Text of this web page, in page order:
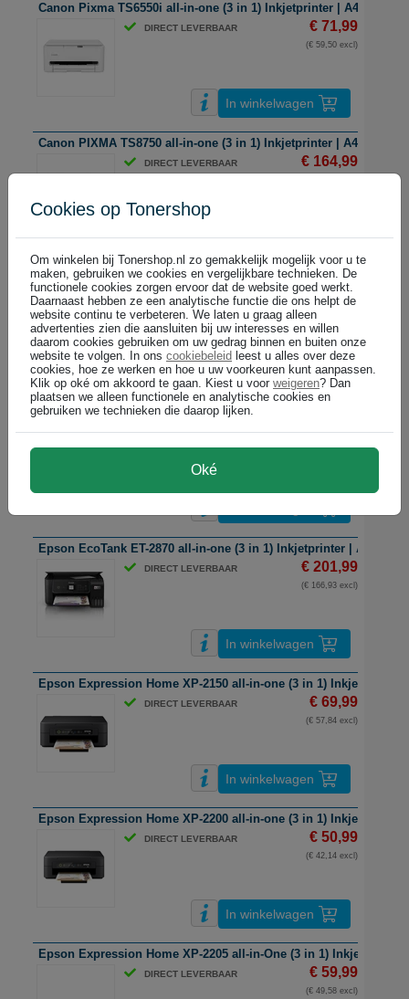
Canon Pixma TS6550i all-in-one (3 in 1) Inkjetprinter | A4 | wifi |
DIRECT LEVERBAAR € 71,99
(€ 59,50 excl)
In winkelwagen
Canon PIXMA TS8750 all-in-one (3 in 1) Inkjetprinter | A4 | kleur |
DIRECT LEVERBAAR € 164,99
In winkelwagen
Canon Pixma TS8751 all-in-one (3 in 1) Inkjetprinter | A4 | kleur |
DIRECT LEVERBAAR € 162,99
(€ 134,70 excl)
In winkelwagen
Epson EcoTank ET-2860 all-in-one (3 in 1) Inkjetprinter | A4 |
DIRECT LEVERBAAR € 181,99
(€ 150,41 excl)
Epson EcoTank ET-2870 all-in-one (3 in 1) Inkjetprinter | A4 |
DIRECT LEVERBAAR € 201,99
(€ 166,93 excl)
In winkelwagen
Epson Expression Home XP-2150 all-in-one (3 in 1) Inkjetprinter
DIRECT LEVERBAAR € 69,99
(€ 57,84 excl)
In winkelwagen
Epson Expression Home XP-2200 all-in-one (3 in 1) Inkjetprinter
DIRECT LEVERBAAR € 50,99
(€ 42,14 excl)
In winkelwagen
Epson Expression Home XP-2205 all-in-One (3 in 1) Inkjetprinter
DIRECT LEVERBAAR € 59,99
(€ 49,58 excl)
Cookies op Tonershop
Om winkelen bij Tonershop.nl zo gemakkelijk mogelijk voor u te
maken, gebruiken we cookies en vergelijkbare technieken. De
functionele cookies zorgen ervoor dat de website goed werkt.
Daarnaast hebben ze een analytische functie die ons helpt de
website continu te verbeteren. We laten u graag alleen
advertenties zien die aansluiten bij uw interesses en willen
daarom cookies gebruiken om uw gedrag binnen en buiten onze
website te volgen. In ons cookiebeleid leest u alles over deze
cookies, hoe ze werken en hoe u uw voorkeuren kunt aanpassen.
Klik op oké om akkoord te gaan. Kiest u voor weigeren? Dan
plaatsen we alleen functionele en analytische cookies en
gebruiken we technieken die daarop lijken.
Oké